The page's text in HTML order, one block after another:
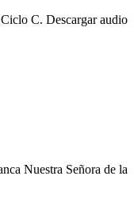
C. Descargar audio
Nuestra Señora de la